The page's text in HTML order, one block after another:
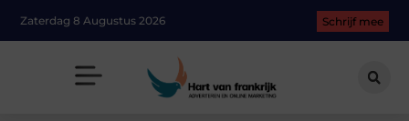
Zaterdag 8 Augustus 2026 Schrijf mee